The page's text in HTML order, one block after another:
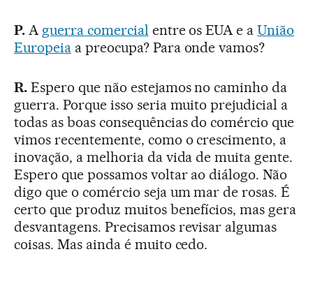
P. A guerra comercial entre os EUA e aUnião
Europeiaa preocupa? Para onde vamos?
R. Espero que não estejamos no caminho da
guerra. Porque isso seria muito prejudicial a
todas as boas consequências do comércio que
vimos recentemente, como o crescimento, a
inovação, a melhoria da vida de muita gente.
Espero que possamos voltar ao diálogo. Não
digo que o comércio seja um mar de rosas. É
certo que produz muitos benefícios, mas gera
desvantagens. Precisamos revisar algumas
coisas. Mas ainda é muito cedo.